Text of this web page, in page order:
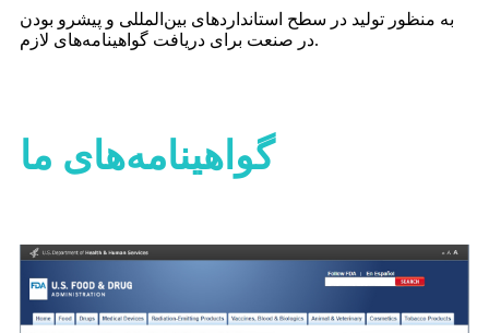
به منظور تولید در سطح استانداردهای بین‌المللی و پیشرو بودن
در صنعت برای دریافت گواهینامه‌های لازم.
گواهینامه‌های ما